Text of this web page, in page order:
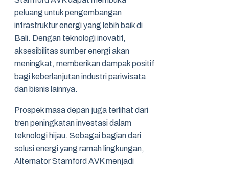
peluang untuk pengembangan
infrastruktur energi yang lebih baik di
Bali. Dengan teknologi inovatif,
aksesibilitas sumber energi akan
meningkat, memberikan dampak positif
bagi keberlanjutan industri pariwisata
dan bisnis lainnya.
Prospek masa depan juga terlihat dari
tren peningkatan investasi dalam
teknologi hijau. Sebagai bagian dari
solusi energi yang ramah lingkungan,
Alternator Stamford AVK menjadi